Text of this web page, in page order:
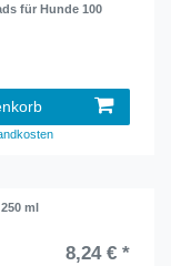
für Hunde 100
ml
8,24 € *